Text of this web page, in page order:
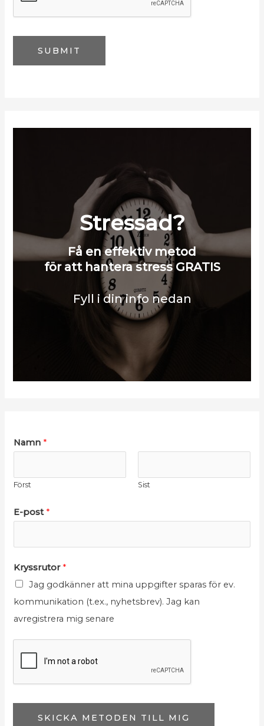
SUBMIT
Stressad?
Få en effektiv metod
för att hantera stress GRATIS
Fyll i din info nedan
Namn *
Först Sist
*
*
u
E-post *
N
a
m
o
Kryssrutor *
Jag godkänner att mina uppgifter sparas för ev.
kommunikation (t.ex., nyhetsbrev). Jag kan
avregistrera mig senare
SKICKA METODEN TILL MIG